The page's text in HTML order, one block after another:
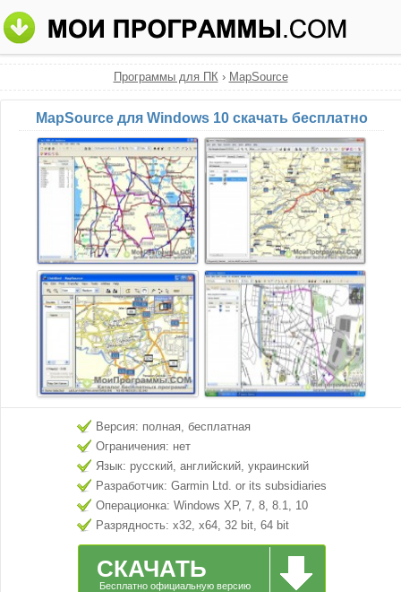
Программы для ПК› MapSource
MapSource для Windows 10 скачать бесплатно
Версия: полная, бесплатная
Ограничения: нет
Язык: русский, английский, украинский
Разработчик: Garmin Ltd. or its subsidiaries
Операционка: Windows XP, 7, 8, 8.1, 10
Разрядность: x32, x64, 32 bit, 64 bit
СКАЧАТЬ
Бесплатно официальную версию